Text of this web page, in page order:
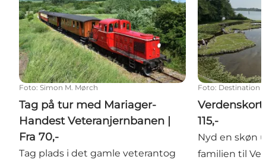
Foto: Simon M. Mørch
Tag på tur med Mariager-
Handest Veteranjernbanen |
Fra 70,-
Tag plads i det gamle veterantog
Foto: Destination
115,-
Nyd en skøn
familien til